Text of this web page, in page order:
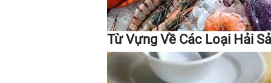
Từ Vựng Về Các Loại Hải